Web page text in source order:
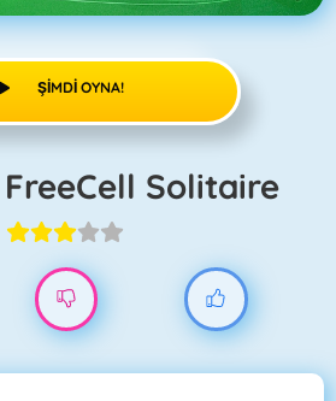
ŞIMDI OYNA!
FreeCell Solitaire